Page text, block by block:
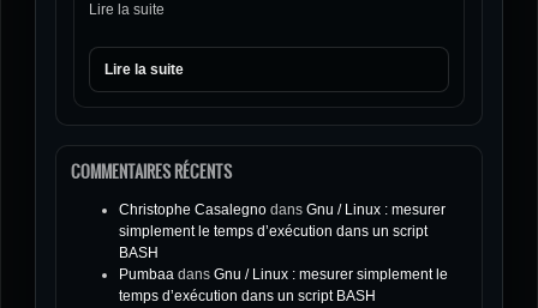
Lire la suite
Lire la suite
COMMENTAIRES RÉCENTS
Christophe Casalegno dans Gnu / Linux : mesurer
simplement le temps d’exécution dans un script
BASH
Pumbaa dans Gnu / Linux : mesurer simplement le
temps d’exécution dans un script BASH